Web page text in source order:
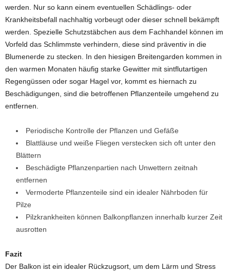
werden. Nur so kann einem eventuellen Schädlings- oder
Krankheitsbefall nachhaltig vorbeugt oder dieser schnell bekämpft
werden. Spezielle Schutzstäbchen aus dem Fachhandel können im
Vorfeld das Schlimmste verhindern, diese sind präventiv in die
Blumenerde zu stecken. In den hiesigen Breitengarden kommen in
den warmen Monaten häufig starke Gewitter mit sintflutartigen
Regengüssen oder sogar Hagel vor, kommt es hiernach zu
Beschädigungen, sind die betroffenen Pflanzenteile umgehend zu
entfernen.
Periodische Kontrolle der Pflanzen und Gefäße
Blattläuse und weiße Fliegen verstecken sich oft unter den
Blättern
Beschädigte Pflanzenpartien nach Unwettern zeitnah
entfernen
Vermoderte Pflanzenteile sind ein idealer Nährboden für
Pilze
Pilzkrankheiten können Balkonpflanzen innerhalb kurzer Zeit
ausrotten
Fazit
Der Balkon ist ein idealer Rückzugsort, um dem Lärm und Stress